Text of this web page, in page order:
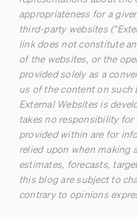
appropriateness for a
third-party websites
link does not constitute
of the websites, or the
provided solely as a
us of the content on such
External Websites is
takes no responsibility
provided within are for
relied upon when making
estimates, forecasts,
this blog are subject to
contrary to opinions